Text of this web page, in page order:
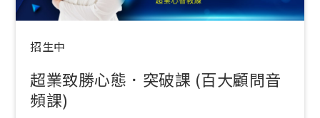
招生中
超業致勝心態．突破課 (百大顧問音
頻課)